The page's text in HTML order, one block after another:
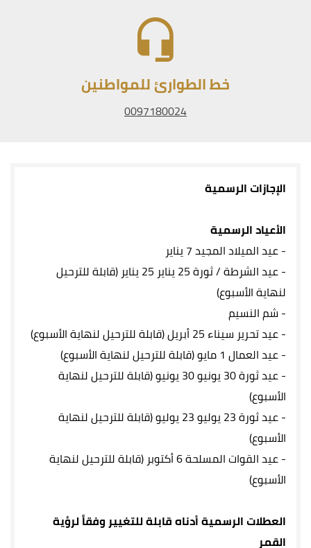
خط الطوارئ للمواطنين
0097180024
الإجازات الرسمية
الأعياد الرسمية
-عيد الميلاد المجيد 7 يناير
-
عيد الشرطة / ثورة 25 يناير 25 يناير (قابلة للترحيل
لنهاية الأسبوع)
- شم النسيم
-عيد تحرير سيناء 25 أبريل (قابلة للترحيل لنهاية الأسبوع)
-عيد العمال 1 مايو (قابلة للترحيل لنهاية الأسبوع)
-
عيد ثورة 30 يونيو 30 يونيو (قابلة للترحيل لنهاية
الأسبوع)
-
عيد ثورة 23 يوليو 23 يوليو (قابلة للترحيل لنهاية
الأسبوع)
-
عيد القوات المسلحة 6 أكتوبر (قابلة للترحيل لنهاية
الأسبوع)
العطلات الرسمية أدناه قابلة للتغيير وفقاً لرؤية
القمر